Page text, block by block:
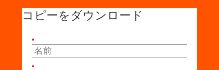
コピーをダウンロード
*
*